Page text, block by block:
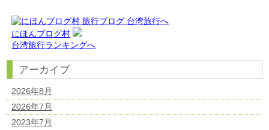
にほんブログ村
台湾旅行ランキングへ
アーカイブ
2026年8月
2026年7月
2023年7月